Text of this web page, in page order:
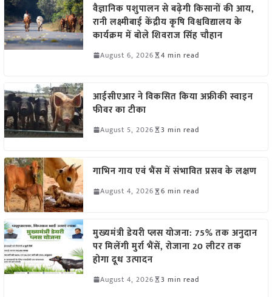
वैज्ञानिक पशुपालन से बढ़ेगी किसानों की आय,
रानी लक्ष्मीबाई केंद्रीय कृषि विश्वविद्यालय के
कार्यक्रम में बोले शिवराज सिंह चौहान
August 6, 2026 4 min read
आईसीएआर ने विकसित किया अफ्रीकी स्वाइन
फीवर का टीका
August 5, 2026 3 min read
गाभिन गाय एवं भैंस में संभावित प्रसव के लक्षण
August 4, 2026 6 min read
मुख्यमंत्री डेयरी प्लस योजना: 75% तक अनुदान
पर मिलेंगी मुर्रा भैंसें, रोजाना 20 लीटर तक
होगा दूध उत्पादन
August 4, 2026 3 min read